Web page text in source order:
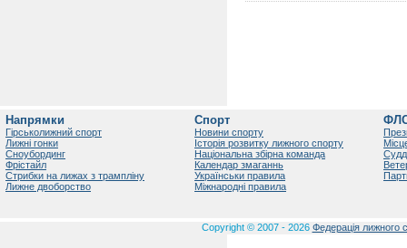
Напрямки
Гірськолижний спорт
Лижні гонки
Сноубординг
Фрістайл
Стрибки на лижах з трампліну
Лижне двоборство
Спорт
Новини спорту
Історія розвитку лижного спорту
Національна збірна команда
Календар змаганнь
Українськи правила
Міжнародні правила
Copyright © 2007 - 2026 Федерація лижного